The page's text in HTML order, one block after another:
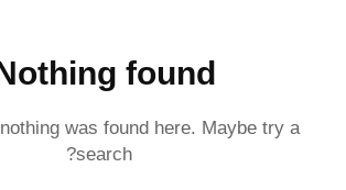
found!
was found here. Maybe try a
search?